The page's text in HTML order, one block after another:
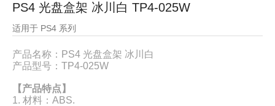
PS4 光盘盒架 冰川白 TP4-025W
适用于 PS4 系列
产品名称：PS4 光盘盒架 冰川白
产品型号： TP4-025W
【产品特点】
1. 材料：ABS.